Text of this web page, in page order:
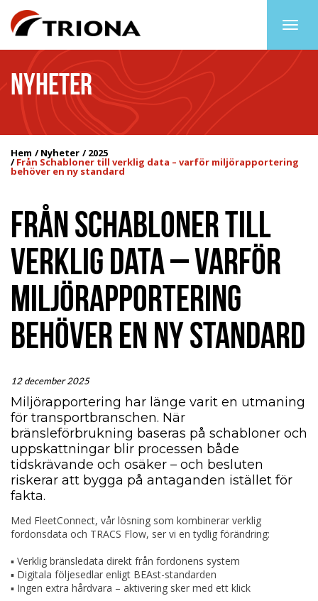
NYHETER
Hem Nyheter 2025
Från Schabloner till verklig data – varför miljörapportering
behöver en ny standard
FRÅN SCHABLONER TILL
VERKLIG DATA – VARFÖR
MILJÖRAPPORTERING
BEHÖVER EN NY STANDARD
12 december 2025
Miljörapportering har länge varit en utmaning
för transportbranschen. När
bränsleförbrukning baseras på schabloner och
uppskattningar blir processen både
tidskrävande och osäker – och besluten
riskerar att bygga på antaganden istället för
fakta.
Med FleetConnect, vår lösning som kombinerar verklig
fordonsdata och TRACS Flow, ser vi en tydlig förändring:
▪️ Verklig bränsledata direkt från fordonens system
▪️ Digitala följesedlar enligt BEAst-standarden
▪️ Ingen extra hårdvara – aktivering sker med ett klick